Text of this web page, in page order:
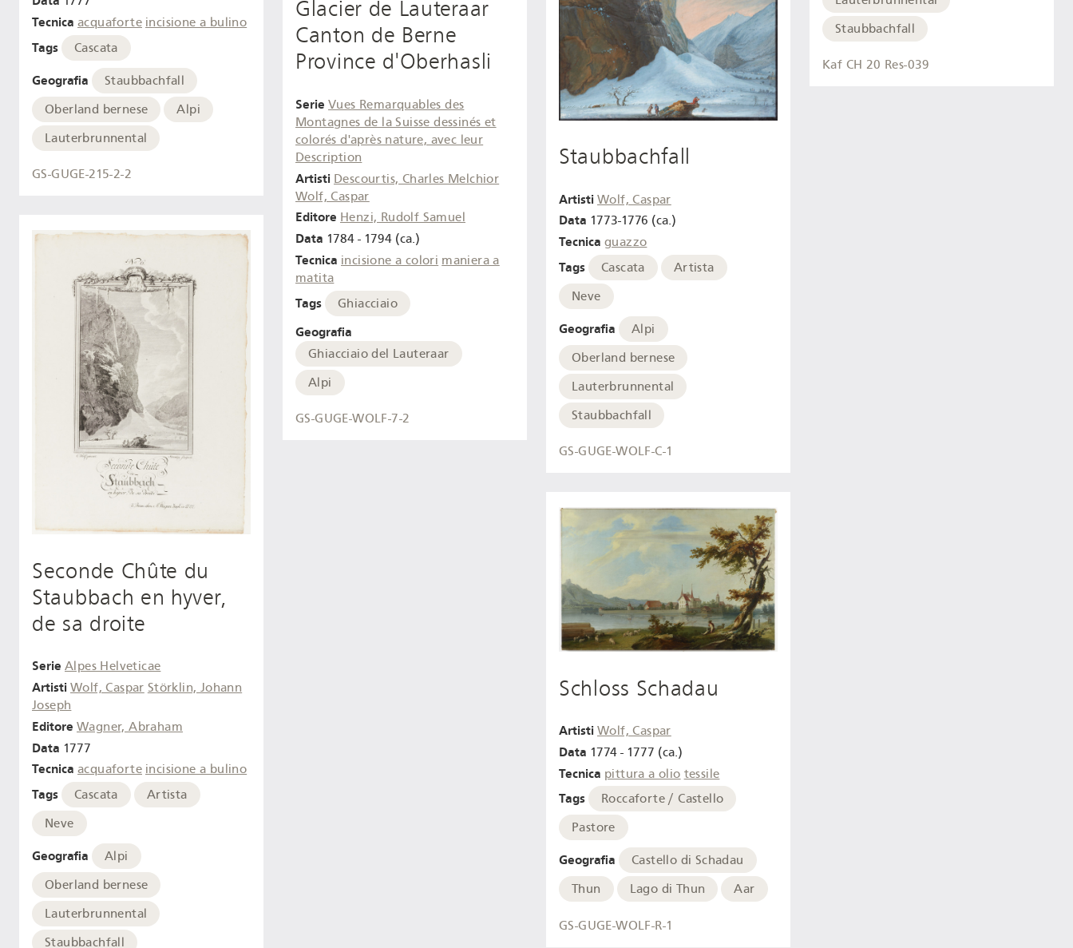
Tecnica acquaforte incisione a bulino
Tags Cascata
Geografia
Staubbachfall
Oberland bernese
Alpi
Lauterbrunnental
GS-GUGE-215-2-2
Seconde Chûte du
Staubbach en hyver,
de sa droite
Serie Alpes Helveticae
Artisti Wolf, Caspar Störklin, Johann
Joseph
Editore Wagner, Abraham
Data 1777
Tecnica acquaforte incisione a bulino
Tags Cascata
Artista
Neve
Geografia
Alpi
Oberland bernese
Lauterbrunnental
Staubbachfall
Glacier de Lauteraar
Canton de Berne
Province d'Oberhasli
Serie Vues Remarquables des
Montagnes de la Suisse dessinés et
colorés d'après nature, avec leur
Description
Artisti Descourtis, Charles Melchior
Wolf, Caspar
Editore Henzi, Rudolf Samuel
Data 1784 - 1794 (ca.)
Tecnica incisione a colori maniera a
matita
Tags Ghiacciaio
Geografia
Ghiacciaio del Lauteraar
Alpi
GS-GUGE-WOLF-7-2
Staubbachfall
Artisti Wolf, Caspar
Data 1773-1776 (ca.)
Tecnica guazzo
Tags Cascata
Artista
Neve
Geografia
Alpi
Oberland bernese
Lauterbrunnental
Staubbachfall
GS-GUGE-WOLF-C-1
Schloss Schadau
Artisti Wolf, Caspar
Data 1774 - 1777 (ca.)
Tecnica pittura a olio tessile
Tags
Roccaforte / Castello
Pastore
Geografia
Castello di Schadau
Thun
Lago di Thun Aar
GS-GUGE-WOLF-R-1
Staubbachfall
Kaf CH 20 Res-039